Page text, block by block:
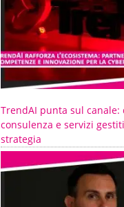
TrendAI punta sul canale:
consulenza e servizi
strategia